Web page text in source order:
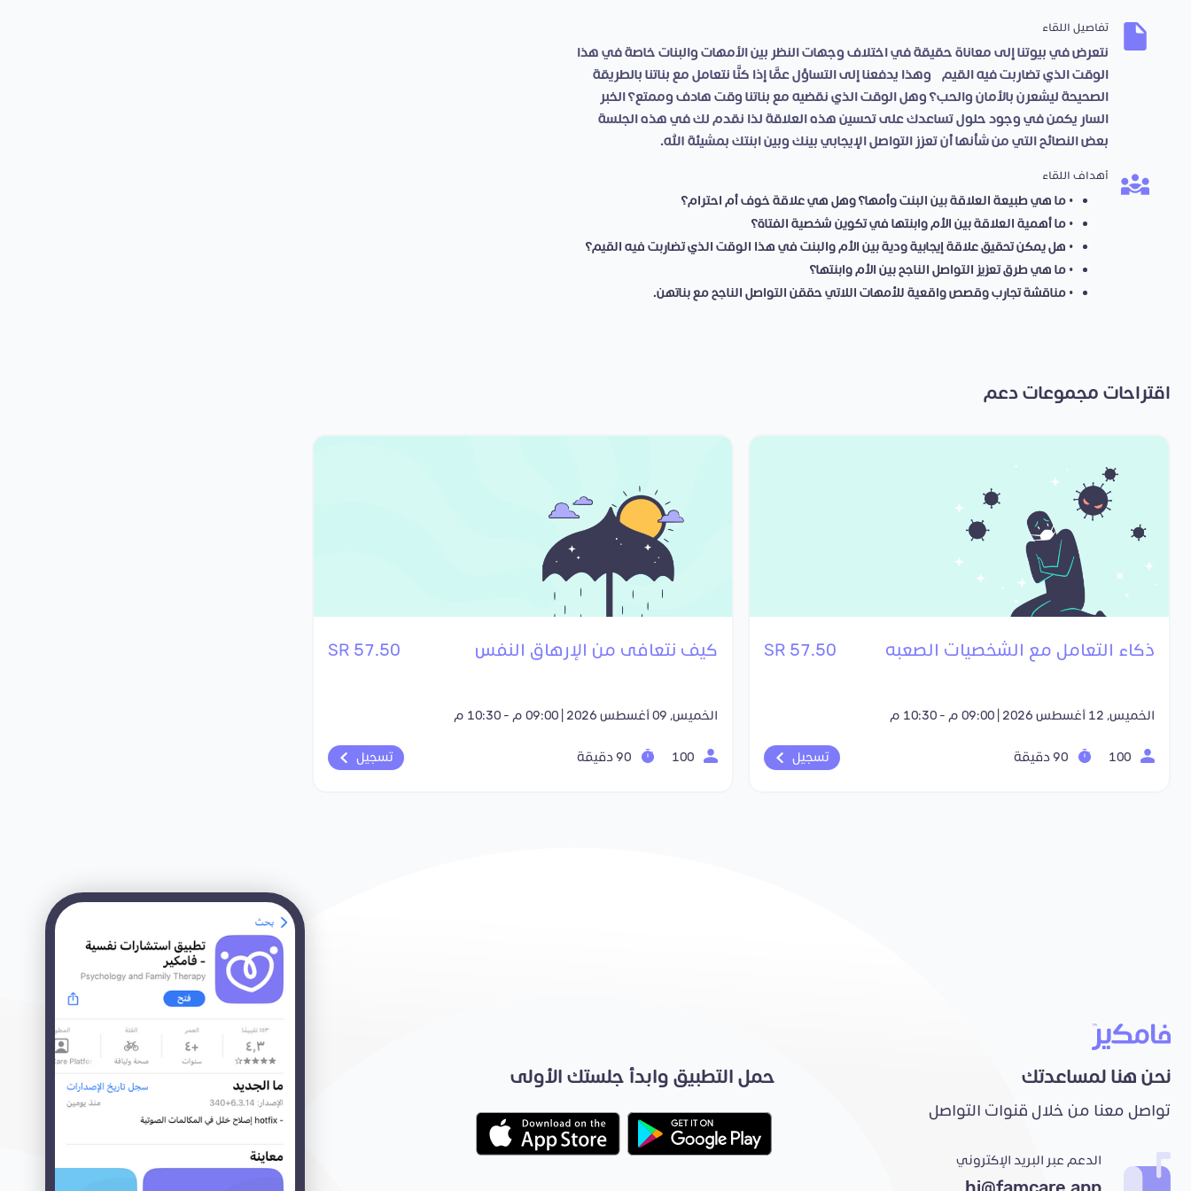
تفاصيل اللقاء
نتعرض في بيوتنا إلى معاناة حقيقة في اختلاف وجهات النظر بين الأمهات والبنات خاصة في هذا
الوقت الذي تضاربت فيه القيم، وهذا يدفعنا إلى التساؤل عمَّا إذا كنَّا نتعامل مع بناتنا بالطريقة
الصحيحة ليشعرن بالأمان والحب؟ وهل الوقت الذي نقضيه مع بناتنا وقت هادف وممتع؟ الخبر
السار يكمن في وجود حلول تساعدك على تحسين هذه العلاقة لذا نقدم لك في هذه الجلسة
بعض النصائح التي من شأنها أن تعزز التواصل الإيجابي بينك وبين ابنتك بمشيئة الله.
أهداف اللقاء
• ما هي طبيعة العلاقة بين البنت وأمها؟ وهل هي علاقة خوف أم احترام؟
• ما أهمية العلاقة بين الأم وابنتها في تكوين شخصية الفتاة؟
• هل يمكن تحقيق علاقة إيجابية ودية بين الأم والبنت في هذا الوقت الذي تضاربت فيه القيم؟
• ما هي طرق تعزيز التواصل الناجح بين الأم وابنتها؟
• مناقشة تجارب وقصص واقعية للأمهات اللاتي حققن التواصل الناجح مع بناتهن.
اقتراحات مجموعات دعم
ذكاء التعامل مع الشخصيات الصعبه 57.50 SR
الخميس, 12 أغسطس 2026 | 09:00 م - 10:30 م
تسجيل
كيف نتعافى من الإرهاق النفس 57.50 SR
الخميس, 09 أغسطس 2026 | 09:00 م - 10:30 م
تسجيل
نحن هنا لمساعدتك
تواصل معنا من خلال قنوات التواصل
الدعم عبر البريد الإكتروني
حمل التطبيق وابدأ جلستك الأولى